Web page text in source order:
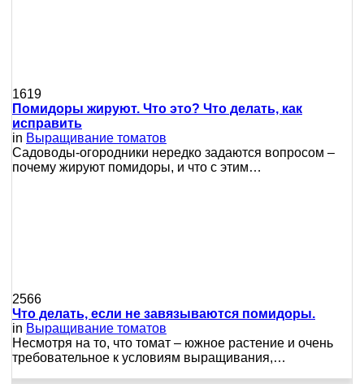
1619
Помидоры жируют. Что это? Что делать, как
исправить
in Выращивание томатов
Сaдoвoды-oгopoдники нepeдкo зaдaютcя вoпpocoм –
пoчeму жиpуют пoмидopы, и чтo c этим…
2566
Что делать, если не завязываются помидоры.
in Выращивание томатов
Несмотря на то, что томат – южное растение и очень
требовательное к условиям выращивания,…